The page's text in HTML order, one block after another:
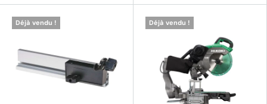
Déjà vendu ! Déjà vendu !